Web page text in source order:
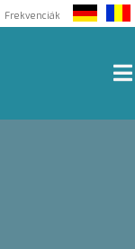
Frekvenciák